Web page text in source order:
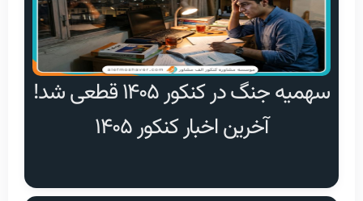
سهمیه جنگ در کنکور ۱۴۰۵ قطعی شد!
آخرین اخبار کنکور ۱۴۰۵